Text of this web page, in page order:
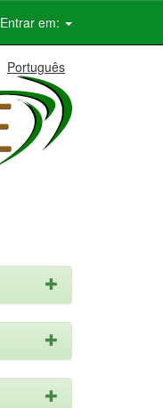
Entrar em:
Português